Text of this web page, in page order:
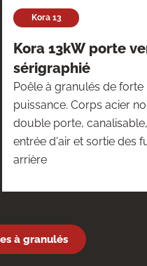
Kora 13
Kora 13kW porte
sérigraphié
Poêle à granulés de forte
puissance. Corps acier
double porte, canalisable,
entrée d'air et sortie des
arrière
à granulés